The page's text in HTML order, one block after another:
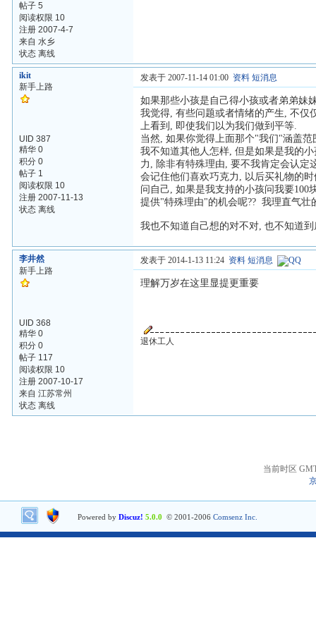
帖子 5
阅读权限 10
注册 2007-4-7
来自 水乡
状态 离线
ikit
新手上路
UID 387
精华 0
积分 0
帖子 1
阅读权限 10
注册 2007-11-13
状态 离线
发表于 2007-11-14 01:00 资料 短消息
如果那些小孩是自己得小孩或者弟弟
我觉得, 有些问题或者情绪的产生, 不
上看到, 即使我们以为我们做到平等.
当然, 如果你觉得上面那个"我们"涵盖
我不知道其他人怎样, 但是如果是我的
力, 除非有特殊理由, 要不我肯定会认定
会记住他们喜欢巧克力, 以后买礼物的
问自己, 如果是我支持的小孩问我要100
提供"特殊理由"的机会呢?? 我理直气壮
我也不知道自己想的对不对, 也不知道
李井然
新手上路
UID 368
精华 0
积分 0
帖子 117
阅读权限 10
注册 2007-10-17
来自 江苏常州
状态 离线
发表于 2014-1-13 11:24 资料 短消息
理解万岁在这里显提更重要
退休工人
当前时区
Powered by Discuz! 5.0.0 © 2001-2006 Comsenz Inc.